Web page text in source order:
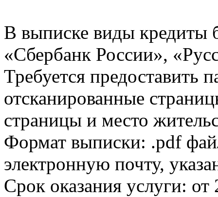
В выписке виды кредиты
«Сбербанк России»,
Требуется предоставить
отсканированные
страницы и место
Формат выписки: .pdf
электронную почту,
Срок оказания услуги: от